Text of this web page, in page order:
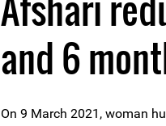
and 6
On 9 March 2021, woman